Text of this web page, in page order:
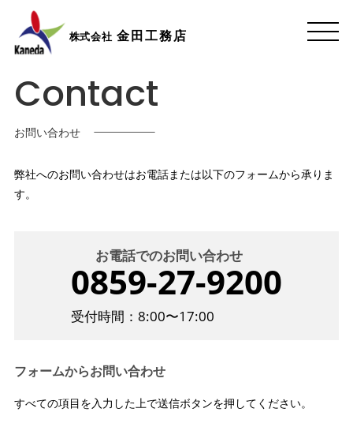
株式会社 金田工務店
Contact
お問い合わせ
弊社へのお問い合わせはお電話または以下のフォームから承りま
す。
お電話でのお問い合わせ
0859-27-9200
受付時間：8:00〜17:00
フォームからお問い合わせ
すべての項目を入力した上で送信ボタンを押してください。